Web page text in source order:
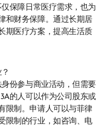
仅保障日常医疗需求，也为
和财务保障。通过长期居
期医疗方案，提高生活质
份参与商业活动，但需要
的人可以作为公司股东或
限制。申请人可以与菲律
限制的行业，如咨询、电